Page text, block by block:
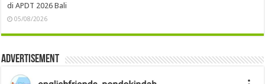
di APDT 2026 Bali
05/08/2026
Advertisement